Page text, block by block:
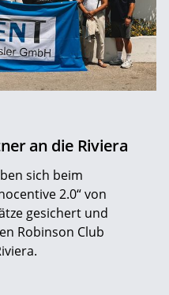
an die Riviera
sich beim
2.0“ von
gesichert und
Robinson Club